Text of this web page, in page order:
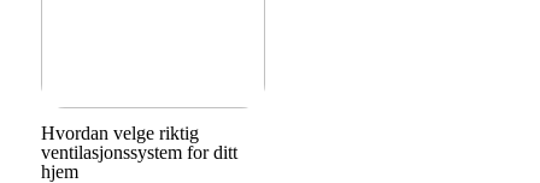
Hvordan velge riktig
ventilasjonssystem for ditt
hjem